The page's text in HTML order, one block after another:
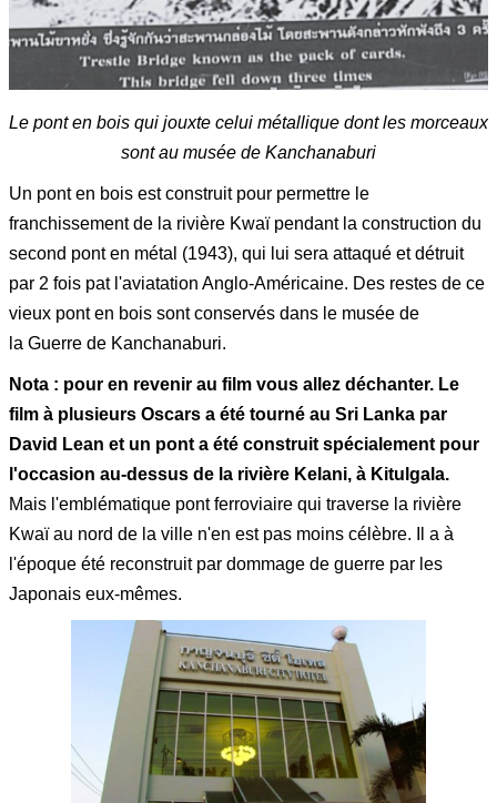
Le pont en bois qui jouxte celui métallique dont les morceaux
sont au musée de Kanchanaburi
Un pont en bois est construit pour permettre le
franchissement de la rivière Kwaï pendant la construction du
second pont en métal (1943), qui lui sera attaqué et détruit
par 2 fois pat l'aviatation Anglo-Américaine. Des restes de ce
vieux pont en bois sont conservés dans le musée de
la Guerre de Kanchanaburi.
Nota : pour en revenir au film vous allez déchanter. Le
film à plusieurs Oscars a été tourné au Sri Lanka par
David Lean et un pont a été construit spécialement pour
l'occasion au-dessus de la rivière Kelani, à Kitulgala.
Mais l'emblématique pont ferroviaire qui traverse la rivière
Kwaï au nord de la ville n'en est pas moins célèbre. Il a à
l'époque été reconstruit par dommage de guerre par les
Japonais eux-mêmes.